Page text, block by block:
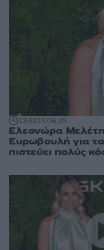
13:5215.06.25
Ελεονώρα
Ευρωβουλή για
πιστεύει πολύς